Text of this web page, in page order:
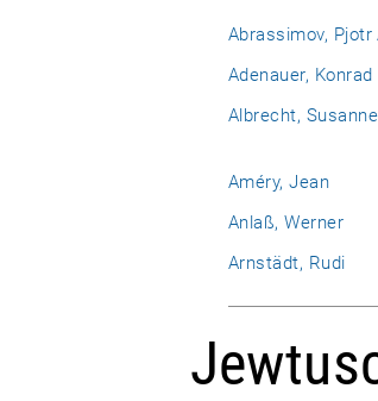
Abrassimov, Pjotr
Adenauer, Konrad
Albrecht, Susanne
Améry, Jean
Anlaß, Werner
Arnstädt, Rudi